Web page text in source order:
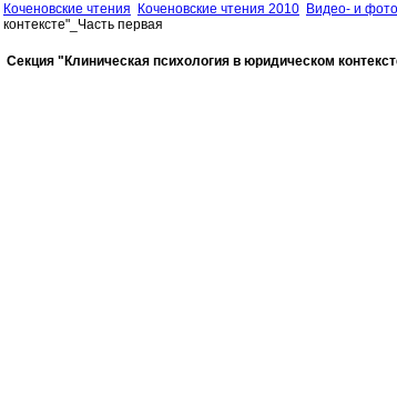
Коченовские чтения Коченовские чтения 2010 Видео- и
контексте"_Часть первая
Секция "Клиническая психология в юридическом